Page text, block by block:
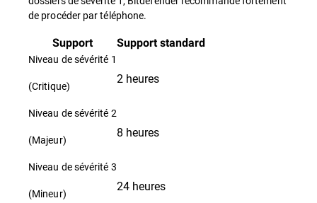
de procéder par téléphone.
Support
Support standard
Niveau de sévérité 1
(Critique)
2 heures
Niveau de sévérité 2
(Majeur)
8 heures
Niveau de sévérité 3
(Mineur)
24 heures